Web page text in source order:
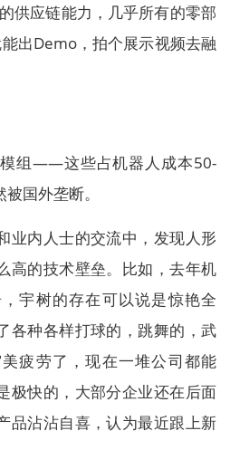
供应链能力，几乎所有的零部
出Demo，拍个展示视频去融
组——这些占机器人成本50-
国外垄断。
业内人士的交流中，发现人形
高的技术壁垒。比如，去年机
宇树的存在可以说是惊艳全
各种各样打球的，跳舞的，武
疲劳了，现在一堆公司都能
极快的，大部分企业还在后面
品沾沾自喜，认为最近跟上新